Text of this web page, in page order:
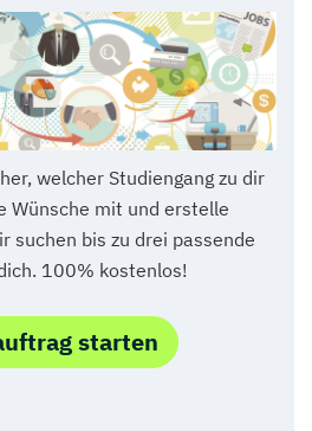
welcher Studiengang zu dir
Wünsche mit und erstelle
suchen bis zu drei passende
100% kostenlos!
starten